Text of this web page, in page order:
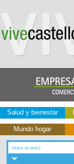
Salud y bienestar
Mundo hogar